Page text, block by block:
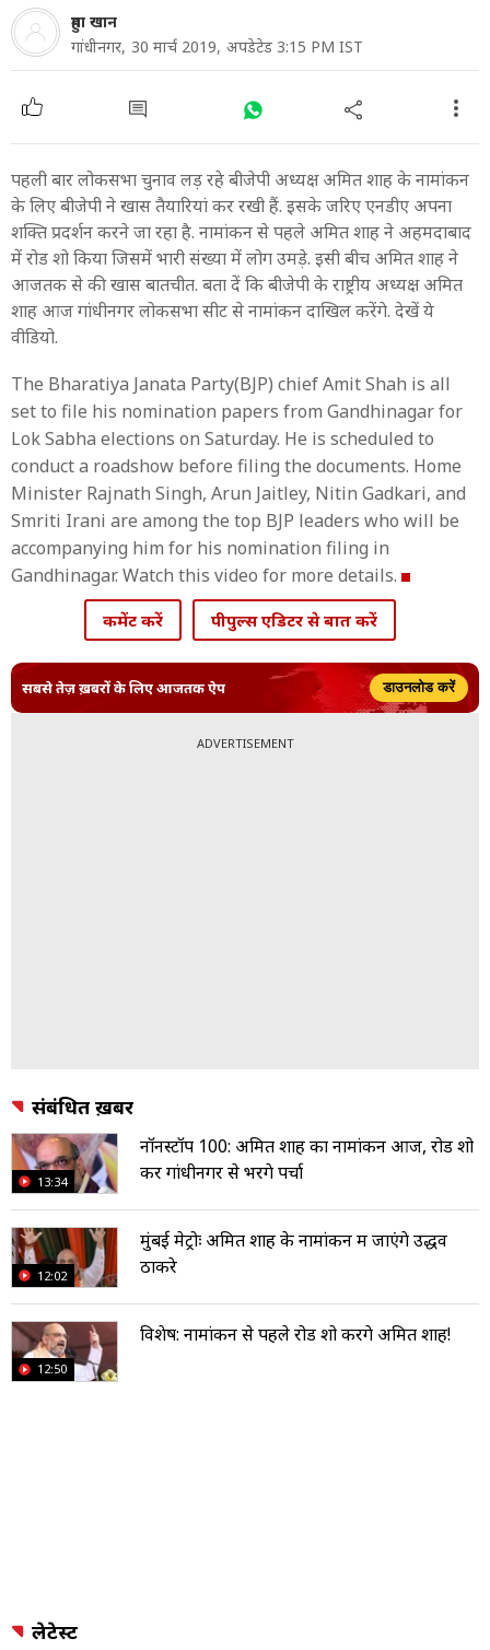
हुमा खान
गांधीनगर, 30 मार्च 2019, अपडेटेड 3:15 PM IST
पहली बार लोकसभा चुनाव लड़ रहे बीजेपी अध्यक्ष अमित शाह के नामांकन
के लिए बीजेपी ने खास तैयारियां कर रखी हैं. इसके जरिए एनडीए अपना
शक्ति प्रदर्शन करने जा रहा है. नामांकन से पहले अमित शाह ने अहमदाबाद
में रोड शो किया जिसमें भारी संख्या में लोग उमड़े. इसी बीच अमित शाह ने
आजतक से की खास बातचीत. बता दें कि बीजेपी के राष्ट्रीय अध्यक्ष अमित
शाह आज गांधीनगर लोकसभा सीट से नामांकन दाखिल करेंगे. देखें ये
वीडियो.
The Bharatiya Janata Party(BJP) chief Amit Shah is all
set to file his nomination papers from Gandhinagar for
Lok Sabha elections on Saturday. He is scheduled to
conduct a roadshow before filing the documents. Home
Minister Rajnath Singh, Arun Jaitley, Nitin Gadkari, and
Smriti Irani are among the top BJP leaders who will be
accompanying him for his nomination filing in
Gandhinagar. Watch this video for more details.
कमेंट करें पीपुल्स एडिटर से बात करें
सबसे तेज़ ख़बरों के लिए आजतक ऐप डाउनलोड करें
ADVERTISEMENT
संबंधित ख़बरें
13:34
नॉनस्टॉप 100: अमित शाह का नामांकन आज, रोड शो
कर गांधीनगर से भरेंगे पर्चा
12:02
मुंबई मेट्रोः अमित शाह के नामांकन में जाएंगे उद्धव
ठाकरे
12:50
विशेष: नामांकन से पहले रोड शो करेंगे अमित शाह!
लेटेस्ट